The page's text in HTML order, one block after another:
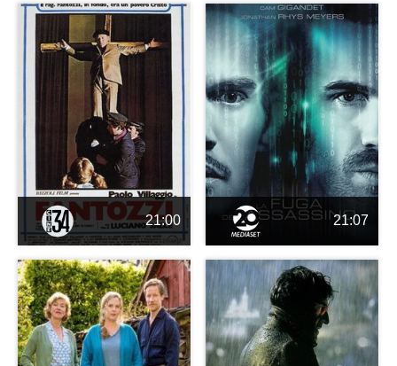
21:00 21:07